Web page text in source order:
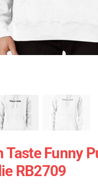
Taste Funny
RB2709